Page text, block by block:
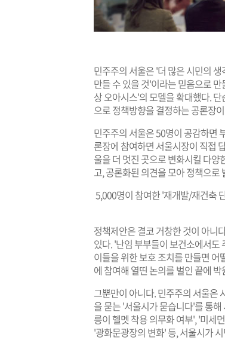
민주주의 서울은 '더 많은 시민의
만들 수 있을 것'이라는 믿음으로
상 오아시스'의 모델을 확대했다.
으로 정책방향을 결정하는 공론장
민주주의 서울은 50명이 공감하면
론장에 참여하면 서울시장이 직접
울을 더 멋진 곳으로 변화시킬 다
고, 공론화된 의견을 모아 정책으로
5,000명이 참여한 '재개발/재건축
정책제안은 결코 거창한 것이 아니
있다. '난임 부부들이 보건소에서도
이들을 위한 보호 조치를 만들면
에 참여해 열띤 논의를 벌인 끝에
그뿐만이 아니다. 민주주의 서울은
을 묻는 '서울시가 묻습니다'를 통
릉이 헬멧 착용 의무화 여부', '미세
'광화문광장의 변화' 등, 서울시가